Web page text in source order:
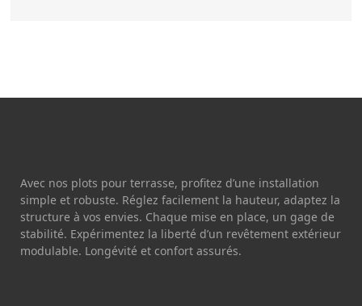
Avec nos plots pour terrasse, profitez d’une installation
simple et robuste. Réglez facilement la hauteur, adaptez la
structure à vos envies. Chaque mise en place, un gage de
stabilité. Expérimentez la liberté d’un revêtement extérieur
modulable. Longévité et confort assurés.